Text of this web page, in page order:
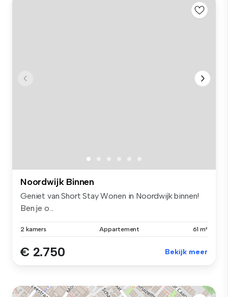
Noordwijk Binnen
Geniet van Short Stay Wonen in Noordwijk binnen!
Ben je o...
2 kamers Appartement 61 m²
€ 2.750 Bekijk meer